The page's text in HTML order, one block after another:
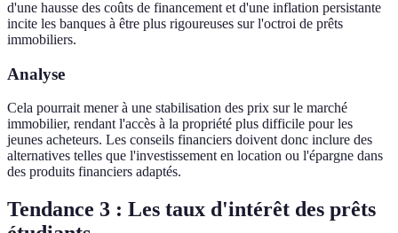
d'une hausse des coûts de financement et d'une inflation persistante
incite les banques à être plus rigoureuses sur l'octroi de prêts
immobiliers.
Analyse
Cela pourrait mener à une stabilisation des prix sur le marché
immobilier, rendant l'accès à la propriété plus difficile pour les
jeunes acheteurs. Les conseils financiers doivent donc inclure des
alternatives telles que l'investissement en location ou l'épargne dans
des produits financiers adaptés.
Tendance 3 : Les taux d'intérêt des prêts